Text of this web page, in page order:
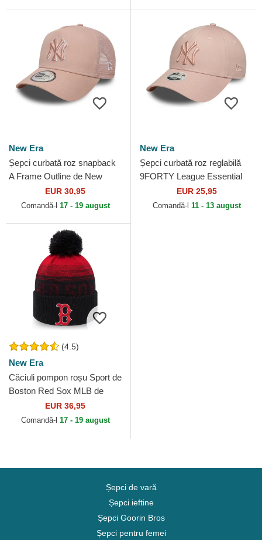
New Era
Șepci curbată roz snapback
A Frame Outline de New
York Yankees MLB de New
Era
EUR 30,95
Comandă-l 17 - 19 august
New Era
Șepci curbată roz reglabilă
9FORTY League Essential
de New York Yankees MLB
de New Era
EUR 25,95
Comandă-l 11 - 13 august
(4.5)
New Era
Căciuli pompon roșu Sport de
Boston Red Sox MLB de
EUR 36,95
Comandă-l 17 - 19 august
Șepci de vară
Șepci ieftine
Șepci Goorin Bros
Șepci pentru femei